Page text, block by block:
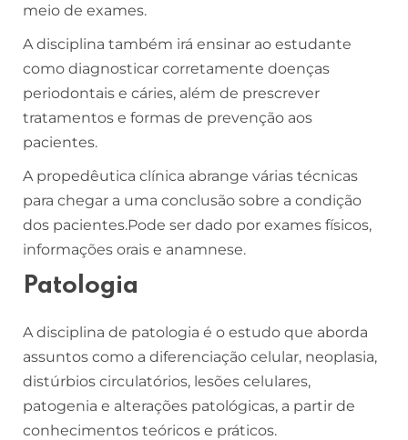
meio de exames.
A disciplina também irá ensinar ao estudante
como diagnosticar corretamente doenças
periodontais e cáries, além de prescrever
tratamentos e formas de prevenção aos
pacientes.
A propedêutica clínica abrange várias técnicas
para chegar a uma conclusão sobre a condição
dos pacientes.Pode ser dado por exames físicos,
informações orais e anamnese.
Patologia
A disciplina de patologia é o estudo que aborda
assuntos como a diferenciação celular, neoplasia,
distúrbios circulatórios, lesões celulares,
patogenia e alterações patológicas, a partir de
conhecimentos teóricos e práticos.